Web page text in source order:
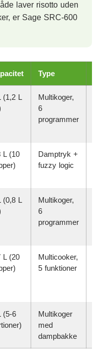
laver risotto uden
er Sage SRC-600
Type
(1,2 L
Multikoger,
6
programmer
L (10
Damptryk +
fuzzy logic
(0,8 L
Multikoger,
6
programmer
L (20
Multicooker,
5 funktioner
(5-6
Multikoger
med
dampbakke